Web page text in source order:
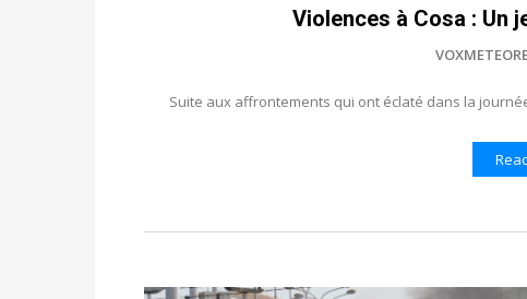
Violences à Cosa : Un
Suite aux affrontements qui ont éclaté dans la